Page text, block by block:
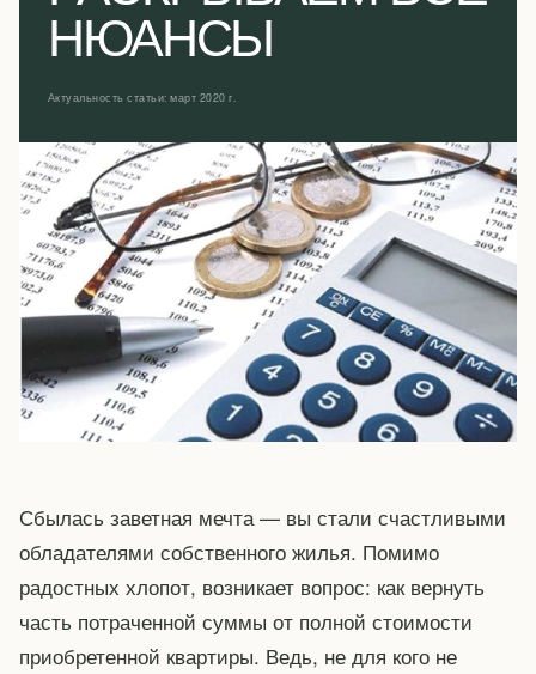
НЮАНСЫ
Актуальность статьи: март 2020 г.
Сбылась заветная мечта — вы стали счастливыми
обладателями собственного жилья. Помимо
радостных хлопот, возникает вопрос: как вернуть
часть потраченной суммы от полной стоимости
приобретенной квартиры. Ведь, не для кого не